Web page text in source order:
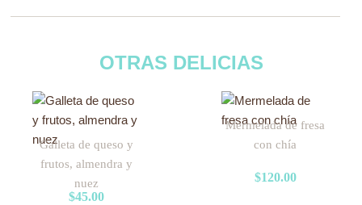
OTRAS DELICIAS
Galleta de queso y
frutos, almendra y
nuez
$45.00
Mermelada de fresa
con chía
$120.00